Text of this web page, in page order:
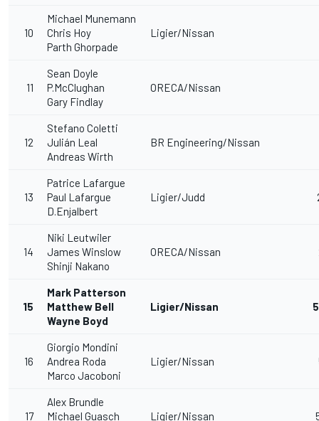
10
Michael Munemann
Chris Hoy
Parth Ghorpade
Ligier/Nissan
11
Sean Doyle
P.McClughan
Gary Findlay
ORECA/Nissan
12
Stefano Coletti
Julián Leal
Andreas Wirth
BR Engineering/Nissan
13
Patrice Lafargue
Paul Lafargue
D.Enjalbert
Ligier/Judd
14
Niki Leutwiler
James Winslow
Shinji Nakano
ORECA/Nissan
15
Mark Patterson
Matthew Bell
Wayne Boyd
Ligier/Nissan
16
Giorgio Mondini
Andrea Roda
Marco Jacoboni
Ligier/Nissan
17
Alex Brundle
Michael Guasch
Ligier/Nissan